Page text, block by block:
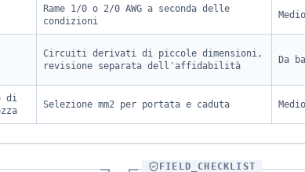
Rame 1/0 o 2/0 AWG a seconda delle
condizioni
Circuiti derivati ​​di piccole dimensioni,
revisione separata dell'affidabilità
Da
di
Selezione mm2 per portata e caduta
FIELD_CHECKLIST